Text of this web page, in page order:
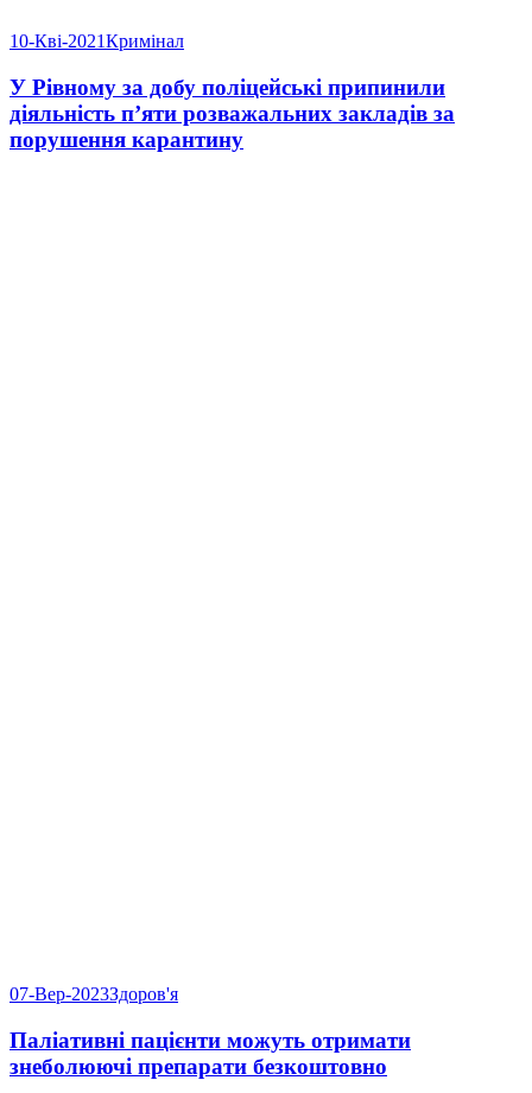
10-Кві-2021Кримінал
У Рівному за добу поліцейські припинили
діяльність п’яти розважальних закладів за
порушення карантину
07-Вер-2023Здоров'я
Паліативні пацієнти можуть отримати
знеболюючі препарати безкоштовно